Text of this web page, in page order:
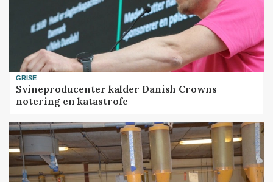
GRISE
Svineproducenter kalder Danish Crowns
notering en katastrofe